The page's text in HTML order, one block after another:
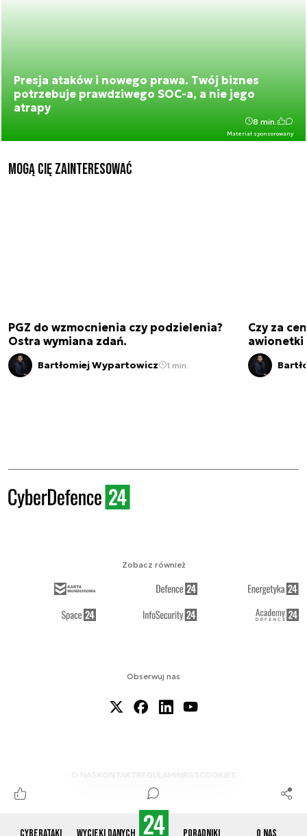
Presja ataków i nowego prawa. Twój biznes
potrzebuje prawdziwego SOC-a, a nie jego
atrapy
Materiał sponsorowany
8 min.
Mogą Cię zainteresować
PGZ do wzmocnienia czy podzielenia?
Ostra wymiana zdań.
Bartłomiej Wypartowicz 1 min.
Czy za
awionetki
Obserwuj nas
O NAS KONTAKTREGULAMINRSS COOKIES
Zobacz również